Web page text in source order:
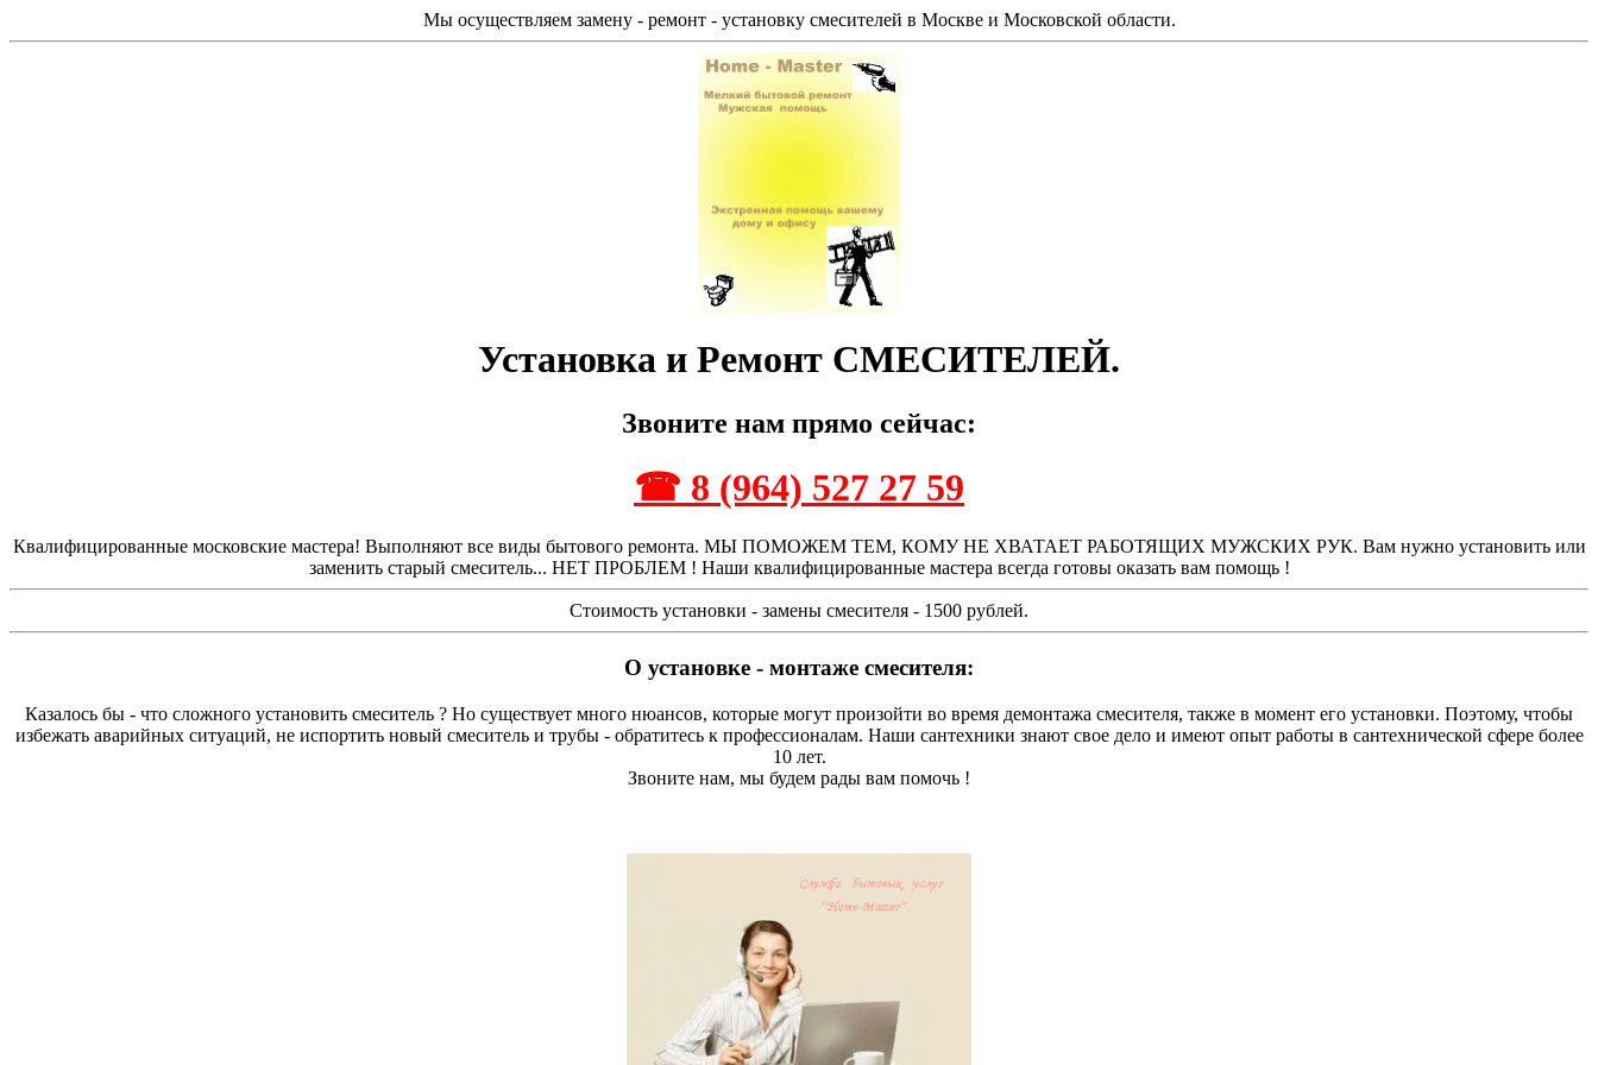
Мы осуществляем замену - ремонт - установку смесителей в Москве и Московской области.
Установка и Ремонт СМЕСИТЕЛЕЙ.
Звоните нам прямо сейчас:
☎ 8 (964) 527 27 59
Квалифицированные московские мастера! Выполняют все виды бытового ремонта. МЫ ПОМОЖЕМ ТЕМ, КОМУ НЕ ХВАТАЕТ РАБОТЯЩИХ МУЖСКИХ РУК. Вам нужно установить или
заменить старый смеситель... НЕТ ПРОБЛЕМ ! Наши квалифицированные мастера всегда готовы оказать вам помощь !
Стоимость установки - замены смесителя - 1500 рублей.
О установке - монтаже смесителя:
Казалось бы - что сложного установить смеситель ? Но существует много нюансов, которые могут произойти во время демонтажа смесителя, также в момент его установки. Поэтому, чтобы
избежать аварийных ситуаций, не испортить новый смеситель и трубы - обратитесь к профессионалам. Наши сантехники знают свое дело и имеют опыт работы в сантехнической сфере более
10 лет.
Звоните нам, мы будем рады вам помочь !